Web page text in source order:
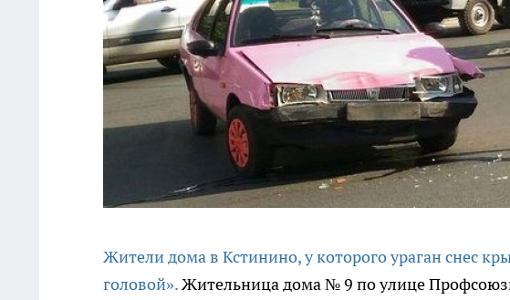
Жители дома в Кстинино, у которого ураган снес
головой».Жительница дома № 9 по улице